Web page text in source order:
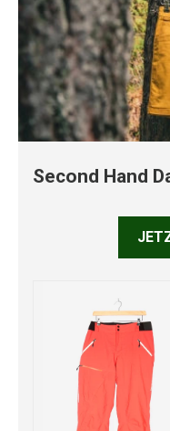
Second Hand